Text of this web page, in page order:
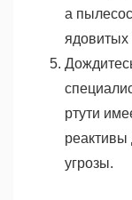
а
ядовитых
ртути
реактивы
угрозы.